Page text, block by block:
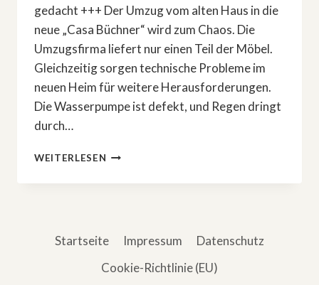
gedacht +++ Der Umzug vom alten Haus in die
neue „Casa Büchner“ wird zum Chaos. Die
Umzugsfirma liefert nur einen Teil der Möbel.
Gleichzeitig sorgen technische Probleme im
neuen Heim für weitere Herausforderungen.
Die Wasserpumpe ist defekt, und Regen dringt
durch…
WEITERLESEN »DIESE
AKTUELL:
Startseite Impressum
Datenschutz
Cookie-Richtlinie (EU)